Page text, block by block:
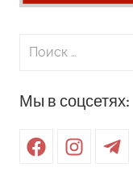
Поиск
Мы в соцсетях:
FacebookInstagram